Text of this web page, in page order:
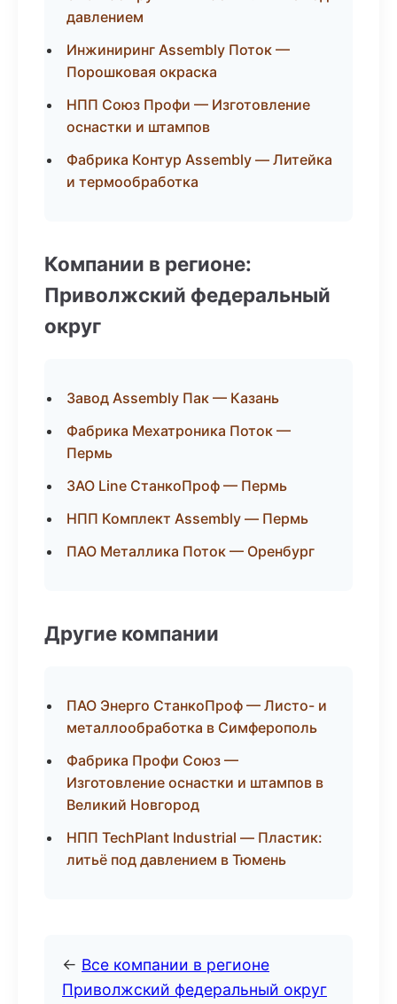
давлением
Инжиниринг Assembly Поток —
Порошковая окраска
НПП Союз Профи — Изготовление
оснастки и штампов
Фабрика Контур Assembly — Литейка
и термообработка
Компании в регионе:
Приволжский федеральный
округ
Завод Assembly Пак — Казань
Фабрика Мехатроника Поток —
Пермь
ЗАО Line СтанкоПроф — Пермь
НПП Комплект Assembly — Пермь
ПАО Металлика Поток — Оренбург
Другие компании
ПАО Энерго СтанкоПроф — Листо- и
металлообработка в Симферополь
Фабрика Профи Союз —
Изготовление оснастки и штампов в
Великий Новгород
НПП TechPlant Industrial — Пластик:
литьё под давлением в Тюмень
← Все компании в регионе
Приволжский федеральный округ